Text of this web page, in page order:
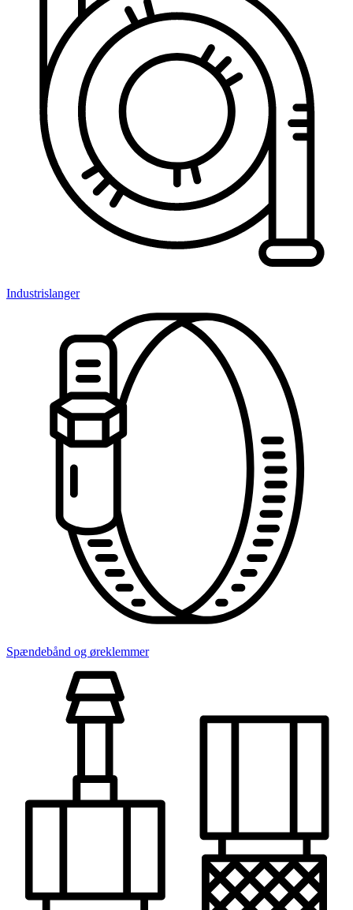
Industrislanger
Spændebånd og øreklemmer